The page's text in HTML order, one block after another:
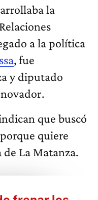
la
a la política
, fue
y diputado
que buscó
quiere
La Matanza.